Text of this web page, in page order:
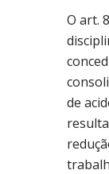
O art.
de